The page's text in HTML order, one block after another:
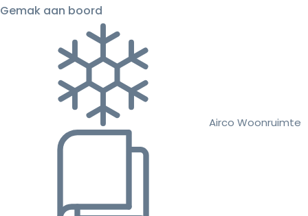
Gemak aan boord
Airco Woonruimte